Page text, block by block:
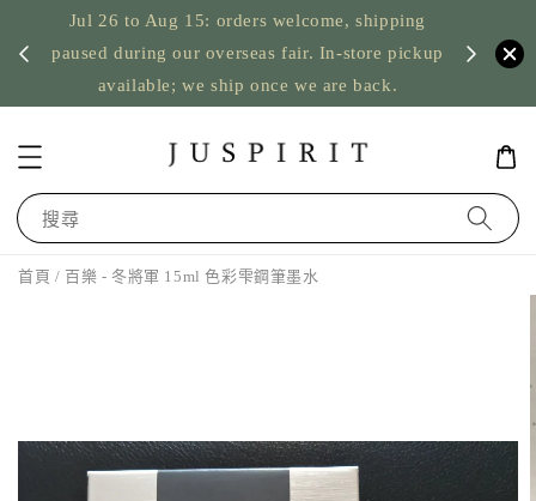
Jul 26 to Aug 15: orders welcome, shipping
paused during our overseas fair. In-store pickup
available; we ship once we are back.
US
搜尋
首頁 / 百樂 - 冬將軍 15ml 色彩雫鋼筆墨水